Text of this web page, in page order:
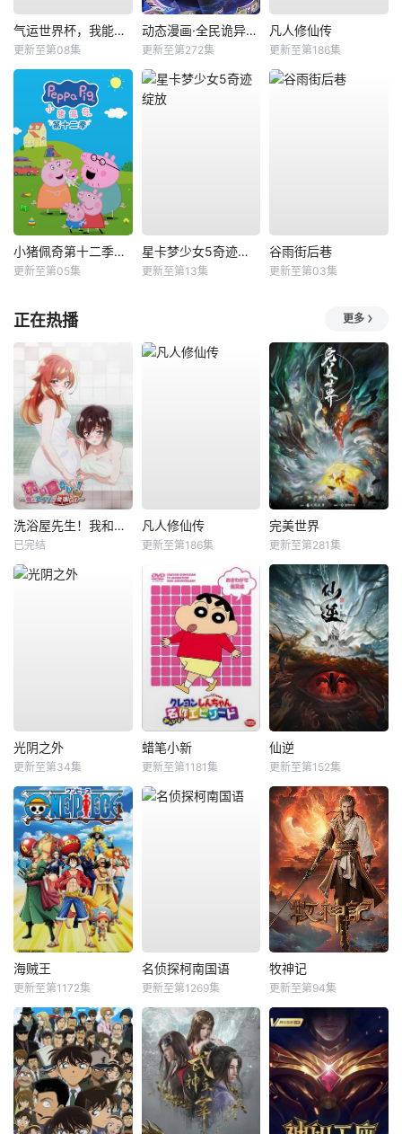
气运世界杯，我能复制所有球星技能
更新至第08集
动态漫画·全民诡异：开局掌握零元购
更新至第272集
凡人修仙传
更新至第186集
小猪佩奇第十二季国语
更新至第05集
星卡梦少女5奇迹绽放
更新至第13集
谷雨街后巷
更新至第03集
正在热播 更多
洗浴屋先生！我和那家伙在女浴池！？
已完结
凡人修仙传
更新至第186集
完美世界
更新至第281集
光阴之外
更新至第34集
蜡笔小新
更新至第1181集
仙逆
更新至第152集
海贼王
更新至第1172集
名侦探柯南国语
更新至第1269集
牧神记
更新至第94集